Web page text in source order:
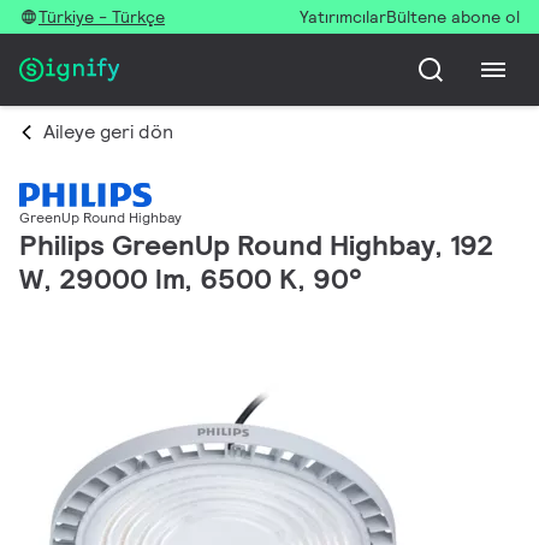
Türkiye - Türkçe YatırımcılarBültene abone ol
Aileye geri dön
GreenUp Round Highbay
Philips GreenUp Round Highbay, 192
W, 29000 lm, 6500 K, 90°